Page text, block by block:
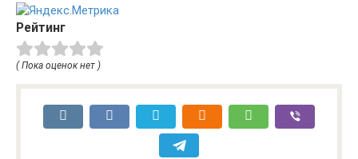
Рейтинг
( Пока оценок нет )